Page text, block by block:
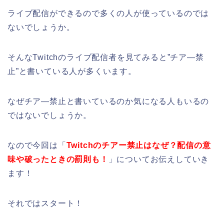
ライブ配信ができるので多くの人が使っているのでは
ないでしょうか。
そんなTwitchのライブ配信者を見てみると”チア―禁
止”と書いている人が多くいます。
なぜチア―禁止と書いているのか気になる人もいるの
ではないでしょうか。
なので今回は「 Twitchのチアー禁止はなぜ？配信の意
味や破ったときの罰則も！
」についてお伝えしていき
ます！
それではスタート！